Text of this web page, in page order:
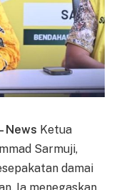
News Ketua
Sarmuji,
damai
Ia menegaskan,